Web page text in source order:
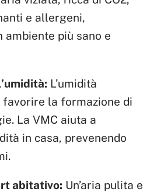
e allergeni,
ambiente più sano e
L’umidità
favorire la formazione di
La VMC aiuta a
in casa, prevenendo
abitativo: Un’aria pulita e